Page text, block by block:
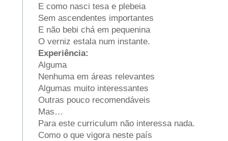
E como nasci tesa e plebeia
Sem ascendentes importantes
E não bebi chá em pequenina
O verniz estala num instante.
Experiência:
Alguma
Nenhuma em áreas relevantes
Algumas muito interessantes
Outras pouco recomendáveis
Mas…
Para este curriculum não interessa nada.
Como o que vigora neste país